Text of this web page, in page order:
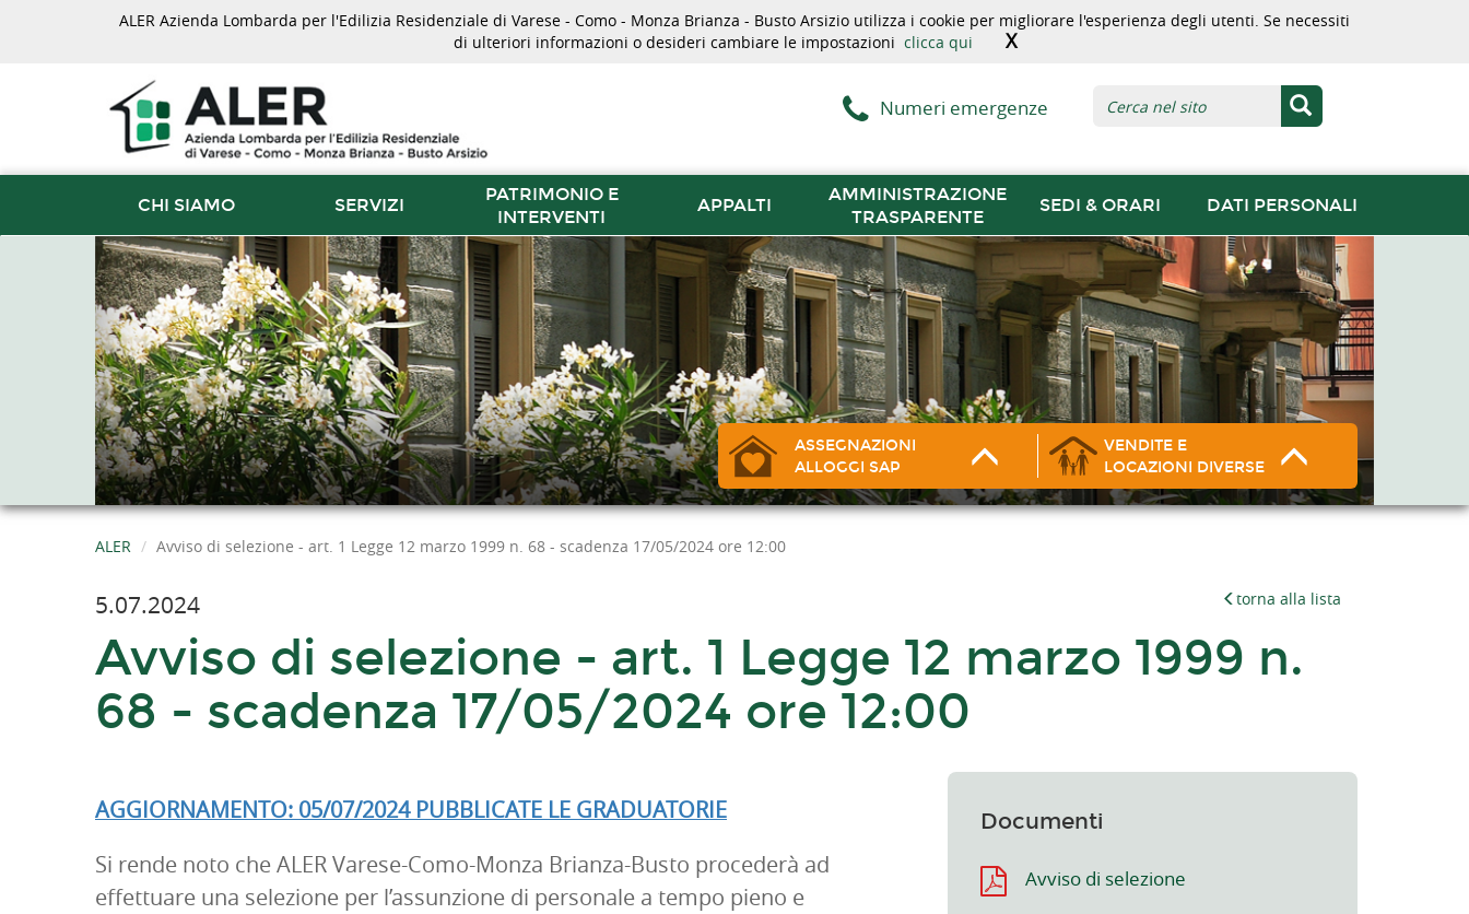
ALER Azienda Lombarda per l'Edilizia Residenziale di Varese - Como - Monza Brianza - Busto Arsizio utilizza i cookie per migliorare l'esperienza degli utenti. Se necessiti
di ulteriori informazioni o desideri cambiare le impostazioni clicca qui X
Numeri emergenze
CHI SIAMO SERVIZI
PATRIMONIO E
INTERVENTI
APPALTI
AMMINISTRAZIONE
TRASPARENTE
SEDI & ORARI DATI PERSONALI
ASSEGNAZIONI
ALLOGGI SAP
VENDITE E
LOCAZIONI DIVERSE
ALER Avviso di selezione - art. 1 Legge 12 marzo 1999 n. 68 - scadenza 17/05/2024 ore 12:00
5.07.2024 torna alla lista
Avviso di selezione - art. 1 Legge 12 marzo 1999 n.
68 - scadenza 17/05/2024 ore 12:00
AGGIORNAMENTO: 05/07/2024 PUBBLICATE LE GRADUATORIE
Si rende noto che ALER Varese-Como-Monza Brianza-Busto procederà ad
effettuare una selezione per l’assunzione di personale a tempo pieno e
Documenti
Avviso di selezione